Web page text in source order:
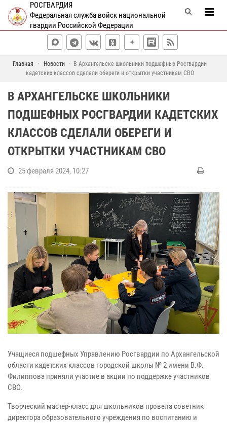
РОСГВАРДИЯ
Федеральная служба войск национальной
гвардии Российской Федерации
Главная Новости
В Архангельске школьники подшефных Росгвардии
кадетских классов сделали обереги и открытки участникам СВО
В АРХАНГЕЛЬСКЕ ШКОЛЬНИКИ
ПОДШЕФНЫХ РОСГВАРДИИ КАДЕТСКИХ
КЛАССОВ СДЕЛАЛИ ОБЕРЕГИ И
ОТКРЫТКИ УЧАСТНИКАМ СВО
25 февраля 2024, 10:27
Учащиеся подшефных Управлению Росгвардии по Архангельской
области кадетских классов городской школы № 2 имени В.Ф.
Филиппова приняли участие в акции по поддержке участников
СВО.
Творческий мастер-класс для школьников провела советник
директора образовательного учреждения по воспитанию и